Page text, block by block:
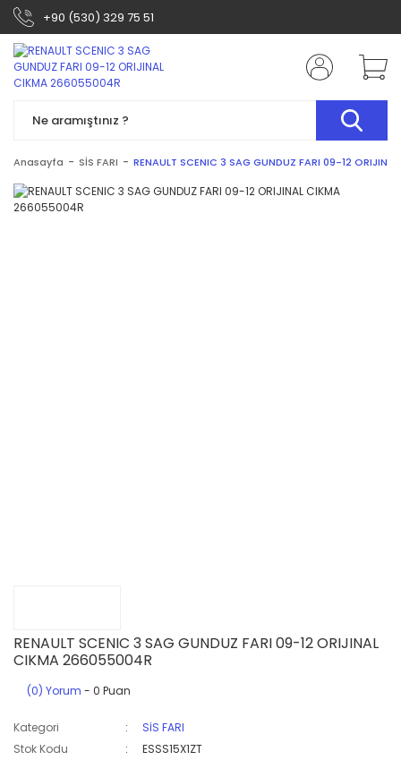
+90 (530) 329 75 51
Anasayfa SİS FARI RENAULT SCENIC 3 SAG GUNDUZ FARI 09-12
RENAULT SCENIC 3 SAG GUNDUZ FARI 09-12 ORIJINAL
CIKMA 266055004R
(0) Yorum - 0 Puan
Kategori
SİS FARI
Stok Kodu
ESSS15X1ZT